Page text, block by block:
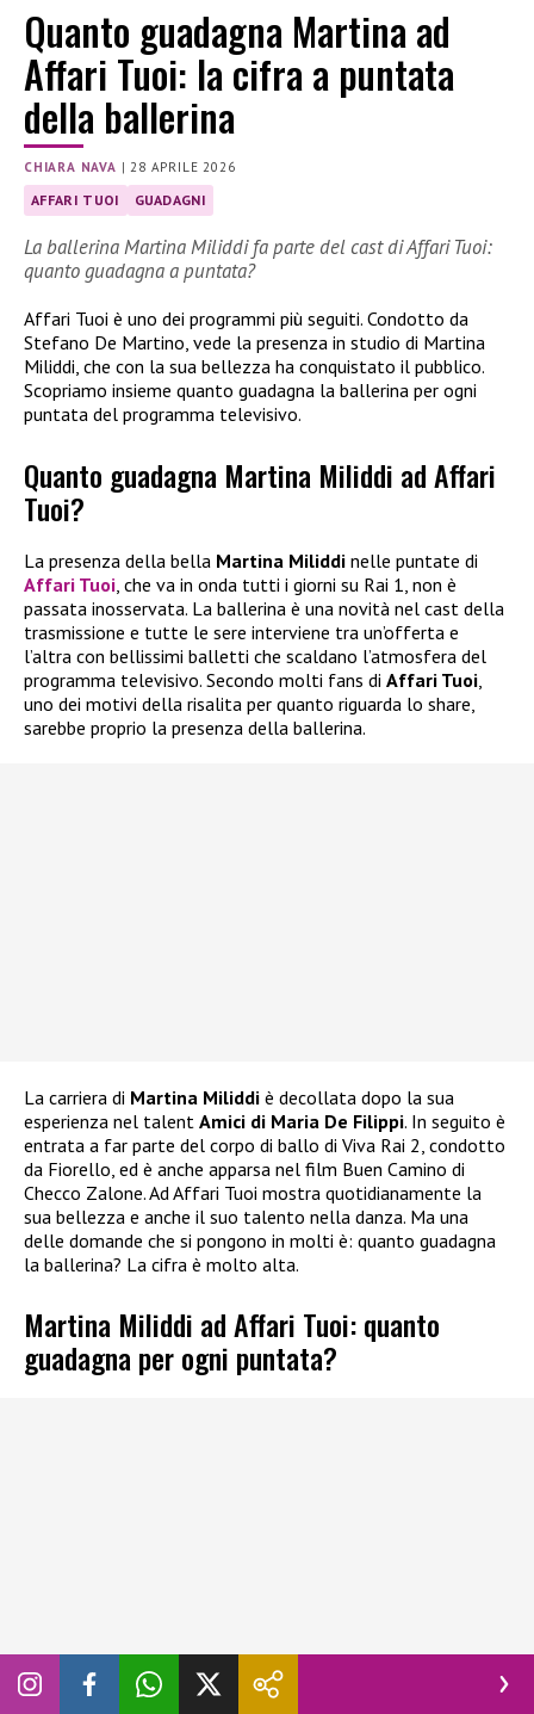
Quanto guadagna Martina ad
Affari Tuoi: la cifra a puntata
della ballerina
CHIARA NAVA | 28 APRILE 2026
AFFARI TUOI GUADAGNI
La ballerina Martina Miliddi fa parte del cast di Affari Tuoi:
quanto guadagna a puntata?
Affari Tuoi è uno dei programmi più seguiti. Condotto da
Stefano De Martino, vede la presenza in studio di Martina
Miliddi, che con la sua bellezza ha conquistato il pubblico.
Scopriamo insieme quanto guadagna la ballerina per ogni
puntata del programma televisivo.
Quanto guadagna Martina Miliddi ad Affari
Tuoi?
La presenza della bella Martina Miliddi nelle puntate di
Affari Tuoi , che va in onda tutti i giorni su Rai 1, non è
passata inosservata. La ballerina è una novità nel cast della
trasmissione e tutte le sere interviene tra un’offerta e
l’altra con bellissimi balletti che scaldano l’atmosfera del
programma televisivo. Secondo molti fans di Affari Tuoi
uno dei motivi della risalita per quanto riguarda lo share,
sarebbe proprio la presenza della ballerina.
La carriera di Martina Miliddi è decollata dopo la sua
esperienza nel talent Amici di Maria De Filippi. In seguito è
entrata a far parte del corpo di ballo di Viva Rai 2, condotto
da Fiorello, ed è anche apparsa nel film Buen Camino di
Checco Zalone. Ad Affari Tuoi mostra quotidianamente la
sua bellezza e anche il suo talento nella danza. Ma una
delle domande che si pongono in molti è: quanto guadagna
la ballerina? La cifra è molto alta.
Martina Miliddi ad Affari Tuoi: quanto
guadagna per ogni puntata?